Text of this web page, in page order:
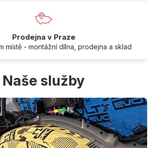
Prodejna v Praze
místě - montážní dílna, prodejna a sklad
Naše služby